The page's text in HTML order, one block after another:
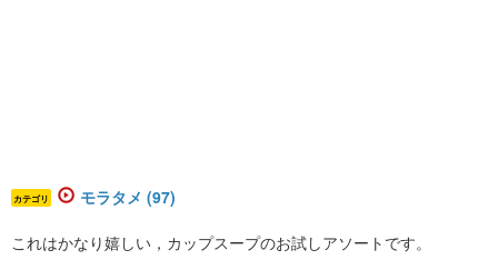
カテゴリ モラタメ (97)
これはかなり嬉しい，カップスープのお試しアソートです。